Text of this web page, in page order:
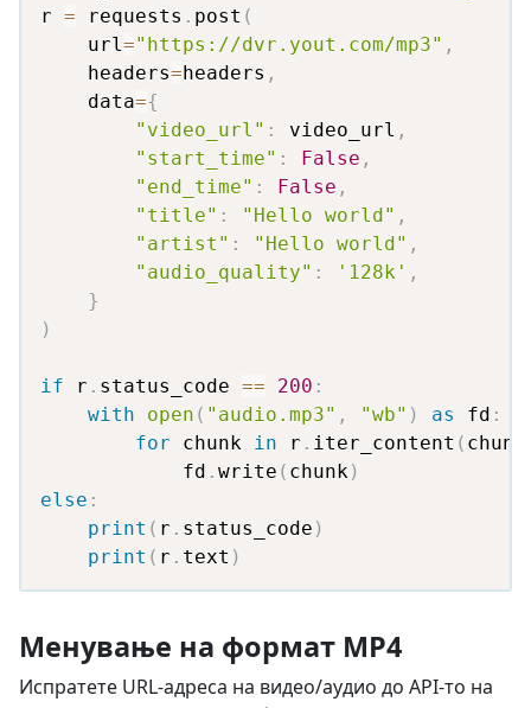
r = requests . post (
    url
="https://dvr.yout.com/mp3" ,
    headers
=headers ,
    data
={
"video_url" : video_url ,
"start_time" : False ,
"end_time" : False ,
"title" : "Hello world" ,
"artist" : "Hello world" ,
"audio_quality" : '128k' ,
}
)
if r . status_code == 200 :
with
open ( "audio.mp3" , "wb" ) as fd :
for chunk in r . iter_content (
            fd
. write ( chunk )
else :
print ( r . status_code )
print ( r . text )
Менување на формат MP4
Испратете URL-адреса на видео/аудио до API-то на